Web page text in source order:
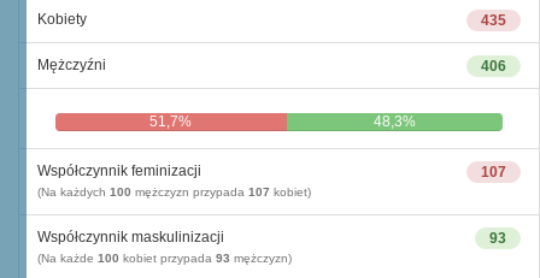
435
Kobiety
406
Mężczyźni
51,7% 48,3%
107
Współczynnik feminizacji
(Na każdych 100 mężczyzn przypada 107 kobiet)
93
Współczynnik maskulinizacji
(Na każde 100 kobiet przypada 93 mężczyzn)